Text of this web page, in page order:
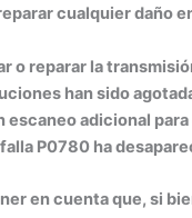
cualquier daño
o reparar la
han sido
escaneo adicional
P0780 ha
en cuenta que, si